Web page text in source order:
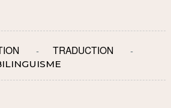
TRADUCTION